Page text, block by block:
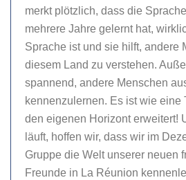
merkt plötzlich, dass die
mehrere Jahre gelernt hat,
Sprache ist und sie hilft, andere
diesem Land zu verstehen.
spannend, andere Menschen
kennenzulernen. Es ist wie eine
den eigenen Horizont erweitert!
läuft, hoffen wir, dass wir im
Gruppe die Welt unserer neuen
Freunde in La Réunion